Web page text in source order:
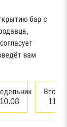
о
бар с
вам
10.08
11.08